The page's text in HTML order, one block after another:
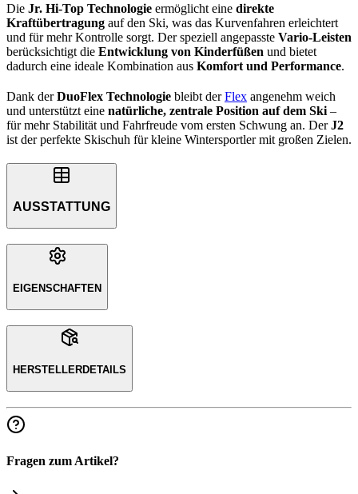
Die Jr. Hi-Top Technologie ermöglicht eine direkte
Kraftübertragung auf den Ski, was das Kurvenfahren erleichtert
und für mehr Kontrolle sorgt. Der speziell angepasste Vario-Leisten
berücksichtigt die Entwicklung von Kinderfüßen und bietet
dadurch eine ideale Kombination aus Komfort und Performance.
Dank derDuoFlex Technologie bleibt derFlex angenehm weich
und unterstützt eine natürliche, zentrale Position auf dem Ski –
für mehr Stabilität und Fahrfreude vom ersten Schwung an. DerJ2
ist der perfekte Skischuh für kleine Wintersportler mit großen Zielen.
AUSSTATTUNG
EIGENSCHAFTEN
HERSTELLERDETAILS
Fragen zum Artikel?